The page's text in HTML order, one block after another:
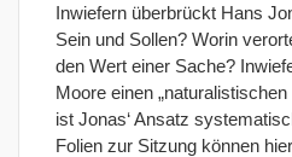
Inwiefern überbrückt Hans
Sein und Sollen? Worin
den Wert einer Sache?
Moore einen
ist Jonas‘ Ansatz
Folien zur Sitzung können